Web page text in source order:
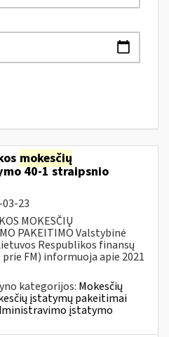
mokesčių
40-1 straipsnio
23
MOKESČIŲ
PAKEITIMO Valstybinė
Respublikos finansų
FM) informuoja apie 2021
kategorijos: Mokesčių
įstatymų pakeitimai
įstatymo